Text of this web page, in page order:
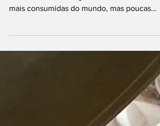
estranho! O hambúrguer é uma das comidas
pessoas realmente conhecem sua história.
delivery, combos e consumo rápido. Porém,
sua origem está muito mais ligada à ideia de
comida popular, acessível e construída a
partir das necessidades da vida urbana e do
trabalhador moderno. A história do